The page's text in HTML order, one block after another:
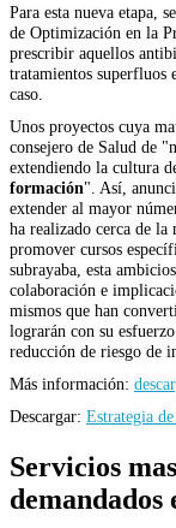
Para esta nueva etapa,
de Optimización en la
prescribir aquellos
tratamientos superfluos
caso.
Unos proyectos cuya
consejero de Salud de
extendiendo la cultura
formación". Así,
extender al mayor
ha realizado cerca de la
promover cursos
subrayaba, esta
colaboración e
mismos que han
lograrán con su
reducción de riesgo de
Más información:
Descargar: Estrategia
Servicios mas
demandados